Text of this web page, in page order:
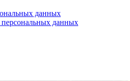
данных
данных